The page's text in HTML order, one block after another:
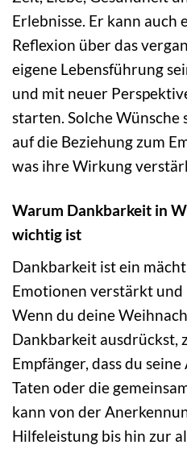
Erlebnisse. Er kann
Reflexion über das
eigene Lebensführung
und mit neuer
starten. Solche
auf die Beziehung zum
was ihre Wirkung
Warum Dankbarkeit in
wichtig ist
Dankbarkeit ist ein
Emotionen verstärkt und
Wenn du deine
Dankbarkeit ausdrückst,
Empfänger, dass du
Taten oder die
kann von der
Hilfeleistung bis hin zur